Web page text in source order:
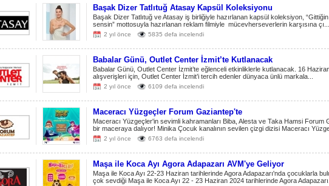
Başak Dizer Tatlıtuğ Atasay Kapsül Koleksiyonu
Başak Dizer Tatlıtuğ ve Atasay iş birliğiyle hazırlanan kapsül koleksiyon,
sensin” mottosuyla hazırlanan reklam filmiyle mücevherseverlerin karşısına çı...
2 yıl önce 5835 defa incelendi
Babalar Günü, Outlet Center İzmit’te Kutlanacak
Babalar Günü, Outlet Center İzmit’te eğlenceli etkinliklerle kutlanacak. 16
alışverişleri için, Outlet Center İzmit’i tercih edenler dünyaca ünlü markala...
2 yıl önce 6109 defa incelendi
Maceracı Yüzgeçler Forum Gaziantep'te
Maceracı Yüzgeçler'in sevimli kahramanları Biba, Alesta ve Taka Hamsi Forum
bir maceraya dalıyor! Minika Çocuk kanalının sevilen çizgi dizisi Maceracı
2 yıl önce 6763 defa incelendi
Maşa ile Koca Ayı Agora Adapazarı AVM'ye Geliyor
Maşa ile Koca Ayı 22-23 Haziran tarihlerinde Agora Adapazarı'nda çocuklarla
çok sevdiği Maşa ile Koca Ayı 22 - 23 Haziran 2024 tarihlerinde Agora